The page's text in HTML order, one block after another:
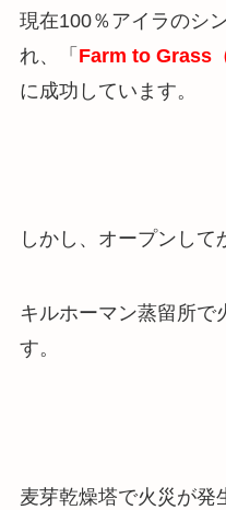
現在100％アイラのシ
れ、「 Farm to Grass
に成功しています。
しかし、オープンして
キルホーマン蒸留所で
す。
麦芽乾燥塔で火災が発